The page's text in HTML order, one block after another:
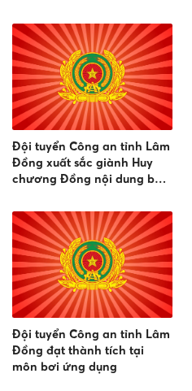
dưỡng kỹ năng thực hiện
giao dịch điện tử năm 2026
Đội tuyển Công an tỉnh Lâm
Đồng xuất sắc giành Huy
chương Đồng nội dung bắn
Chung kết Hội thao CAND
năm 2026
Đội tuyển Công an tỉnh Lâm
Đồng đạt thành tích tại
môn bơi ứng dụng